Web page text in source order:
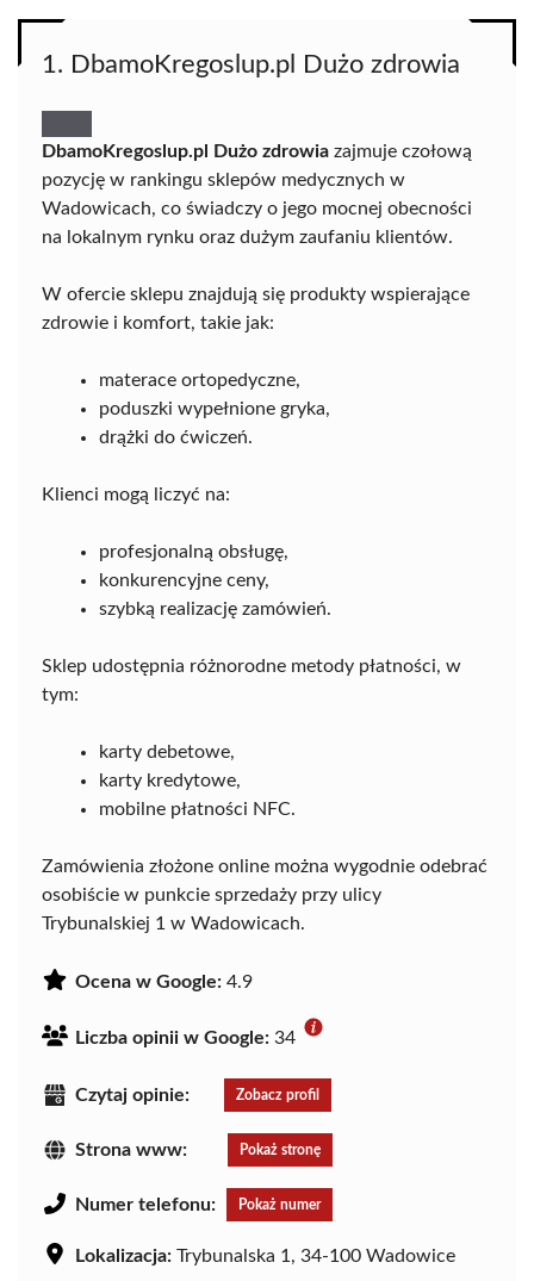
1. DbamoKregoslup.pl Dużo zdrowia
DbamoKregoslup.pl Dużo zdrowia zajmuje czołową
pozycję w rankingu sklepów medycznych w
Wadowicach, co świadczy o jego mocnej obecności
na lokalnym rynku oraz dużym zaufaniu klientów.
W ofercie sklepu znajdują się produkty wspierające
zdrowie i komfort, takie jak:
materace ortopedyczne,
poduszki wypełnione gryka,
drążki do ćwiczeń.
Klienci mogą liczyć na:
profesjonalną obsługę,
konkurencyjne ceny,
szybką realizację zamówień.
Sklep udostępnia różnorodne metody płatności, w
tym:
karty debetowe,
karty kredytowe,
mobilne płatności NFC.
Zamówienia złożone online można wygodnie odebrać
osobiście w punkcie sprzedaży przy ulicy
Trybunalskiej 1 w Wadowicach.
Ocena w Google: 4.9
Liczba opinii w Google: 34
Czytaj opinie: Zobacz profil
Strona www: Pokaż stronę
Numer telefonu: Pokaż numer
Lokalizacja: Trybunalska 1, 34-100 Wadowice